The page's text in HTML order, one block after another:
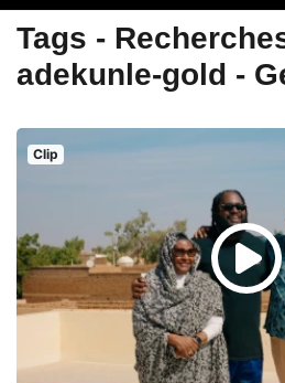
Tags -
adekunle-gold -
Clip